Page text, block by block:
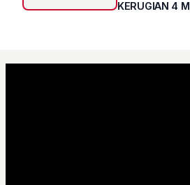
KERUGIAN 4 M